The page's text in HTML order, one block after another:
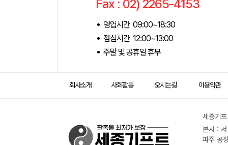
Fax : 02) 2265-4153
영업시간 09:00~18:30
점심시간 12:00~13:00
주말 및 공휴일 휴무
회사소개 사회활동 오시는길 이용약관
세종기
본사 :
파주 공